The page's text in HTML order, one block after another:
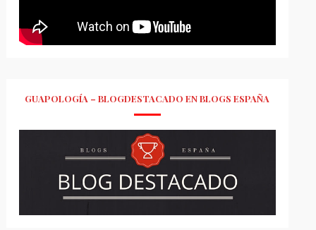
GUAPOLOGÍA – BLOGDESTACADO EN BLOGS ESPAÑA